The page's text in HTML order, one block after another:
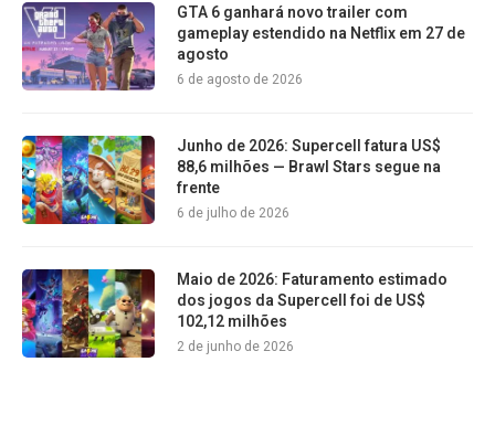
GTA 6 ganhará novo trailer com
gameplay estendido na Netflix em 27 de
agosto
6 de agosto de 2026
Junho de 2026: Supercell fatura US$
88,6 milhões — Brawl Stars segue na
frente
6 de julho de 2026
Maio de 2026: Faturamento estimado
dos jogos da Supercell foi de US$
102,12 milhões
2 de junho de 2026